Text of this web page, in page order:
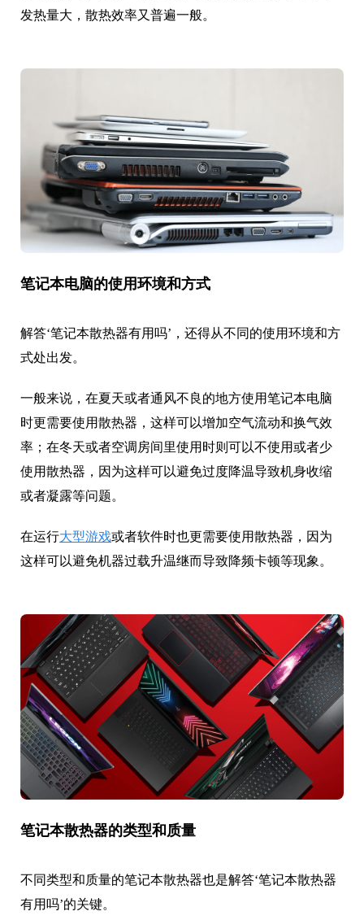
发热量大，散热效率又普遍一般。
笔记本电脑的使用环境和方式
解答‘笔记本散热器有用吗’，还得从不同的使用环境和方
式处出发。
一般来说，在夏天或者通风不良的地方使用笔记本电脑
时更需要使用散热器，这样可以增加空气流动和换气效
率；在冬天或者空调房间里使用时则可以不使用或者少
使用散热器，因为这样可以避免过度降温导致机身收缩
或者凝露等问题。
在运行大型游戏或者软件时也更需要使用散热器，因为
这样可以避免机器过载升温继而导致降频卡顿等现象。
笔记本散热器的类型和质量
不同类型和质量的笔记本散热器也是解答‘笔记本散热器
有用吗’的关键。